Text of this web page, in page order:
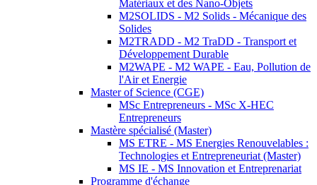
Matériaux et des Nano-Objets
M2SOLIDS - M2 Solids - Mécanique des
Solides
M2TRADD - M2 TraDD - Transport et
Développement Durable
M2WAPE - M2 WAPE - Eau, Pollution de
l'Air et Energie
Master of Science (CGE)
MSc Entrepreneurs - MSc X-HEC
Entrepreneurs
Mastère spécialisé (Master)
MS ETRE - MS Energies Renouvelables :
Technologies et Entrepreneuriat (Master)
MS IE - MS Innovation et Entreprenariat
Programme d'échange